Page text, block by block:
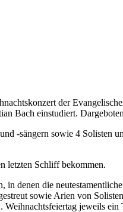
der
Bach einstudiert.
-sängern sowie 4 Solisten
letzten Schliff bekommen.
denen die
sowie Arien von
jeweils